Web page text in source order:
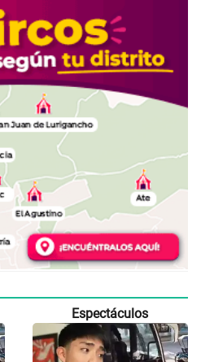
Espectáculos